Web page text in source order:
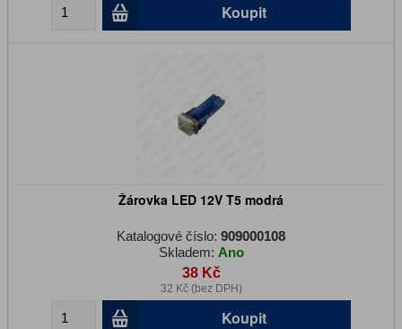
Koupit
Žárovka LED 12V T5 modrá
Katalogové číslo: 909000108
Skladem: Ano
38 Kč
32 Kč (bez DPH)
Koupit